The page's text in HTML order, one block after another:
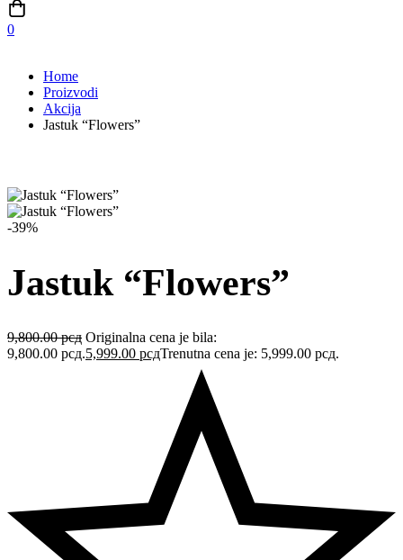
0
Home
Proizvodi
Akcija
Jastuk “Flowers”
-39%
Jastuk “Flowers”
9,800.00рсд Originalna cena je bila:
9,800.00 рсд.5,999.00 рсдTrenutna cena je: 5,999.00 рсд.